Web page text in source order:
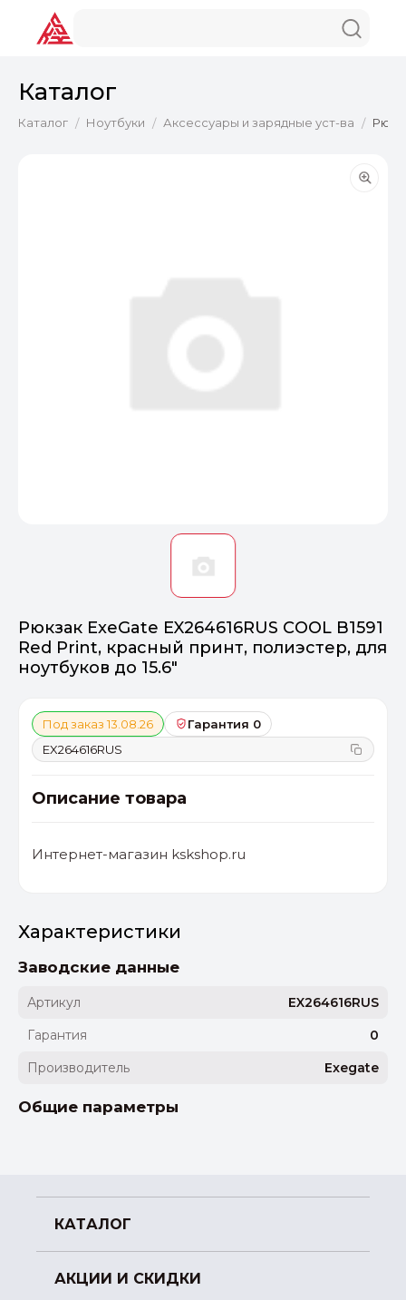
Каталог
Каталог / Ноутбуки / Аксессуары и зарядные уст-ва /
Рюкзак ExeGate EX264616RUS COOL B1591
Red Print, красный принт, полиэстер, для
ноутбуков до 15.6"
Под заказ 13.08.26
Гарантия 0
EX264616RUS
Описание товара
Интернет-магазин kskshop.ru
Характеристики
Заводские данные
Артикул
EX264616RUS
Гарантия
0
Производитель
Exegate
Общие параметры
КАТАЛОГ
АКЦИИ И СКИДКИ